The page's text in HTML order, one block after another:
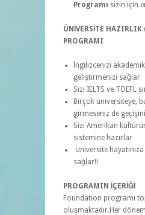
Programı sizin için
ÜNİVERSİTE
PROGRAMI
İngilizcenizi
geliştirmenizi sağlar
Sizi IELTS ve TOEFL
Birçok üniversiteye,
girmeseniz de
Sizi Amerikan
sistemine hazırlar
Üniversite
sağlar!!
PROGRAMIN İÇERİĞİ
Foundation programı
oluşmaktadır.Her